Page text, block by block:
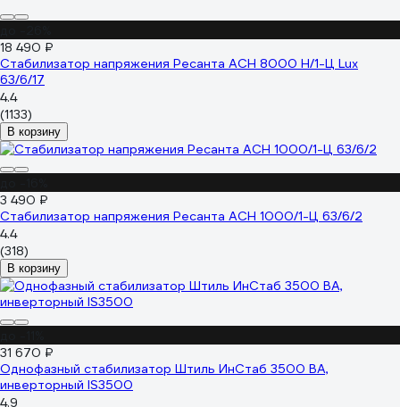
18 490 ₽
Стабилизатор напряжения Ресанта АСН 8000 Н/1-Ц Lux
63/6/17
4.4
(1133)
В корзину
3 490 ₽
Стабилизатор напряжения Ресанта АСН 1000/1-Ц 63/6/2
4.4
(318)
В корзину
31 670 ₽
Однофазный стабилизатор Штиль ИнСтаб 3500 ВА,
инверторный IS3500
4.9